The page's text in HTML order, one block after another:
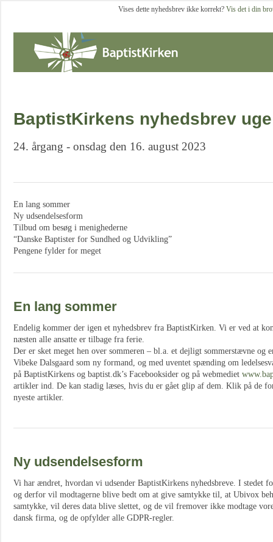
Vises dette nyhedsbrev ikke korrekt? Vis det i din
BaptistKirkens nyhedsbrev
24. årgang - onsdag den 16. august 2023
En lang sommer
Ny udsendelsesform
Tilbud om besøg i menighederne
“Danske Baptister for Sundhed og Udvikling”
Pengene fylder for meget
En lang sommer
Endelig kommer der igen et nyhedsbrev fra BaptistKirken. Vi er ved at
næsten alle ansatte er tilbage fra ferie.
Der er sket meget hen over sommeren – bl.a. et dejligt sommerstævne og
Vibeke Dalsgaard som ny formand, og med uventet spænding om
på BaptistKirkens og baptist.dk’s Facebooksider og på webmediet
artikler ind. De kan stadig læses, hvis du er gået glip af dem. Klik på de
nyeste artikler.
Ny udsendelsesform
Vi har ændret, hvordan vi udsender BaptistKirkens nyhedsbreve. I stedet
og derfor vil modtagerne blive bedt om at give samtykke til, at Ubivox
samtykke, vil deres data blive slettet, og de vil fremover ikke modtage
dansk firma, og de opfylder alle GDPR-regler.